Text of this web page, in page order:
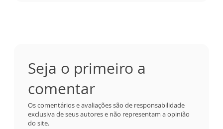
Seja o primeiro a
comentar
Os comentários e avaliações são de responsabilidade
exclusiva de seus autores e não representam a opinião
do site.